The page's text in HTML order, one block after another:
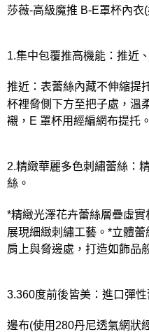
每筆NT$80，滿NT$1,000(含
莎薇-高級魔推 B-E罩杯內衣
1.集中包覆推高機能：推近
推近：表蕾絲內藏不伸縮提
杯裡脅側下方至把子處，溫
襯，E 罩杯用經編網布提托。
2.精緻華麗多色刺繡蕾絲：
絲。
*精緻光澤花卉蕾絲層疊虛實
展現細緻刺繡工藝。*立體
肩上與脅邊處，打造如飾品
3.360度前後皆美：進口彈性
邊布(使用280丹尼透氣網狀